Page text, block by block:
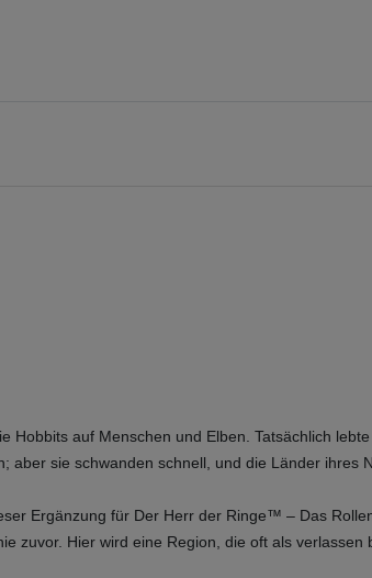
auf Menschen und Elben. Tatsächlich
sie schwanden schnell, und die Länder ihres
Ergänzung für Der Herr der Ringe™ – Das
zuvor. Hier wird eine Region, die oft als verlassen